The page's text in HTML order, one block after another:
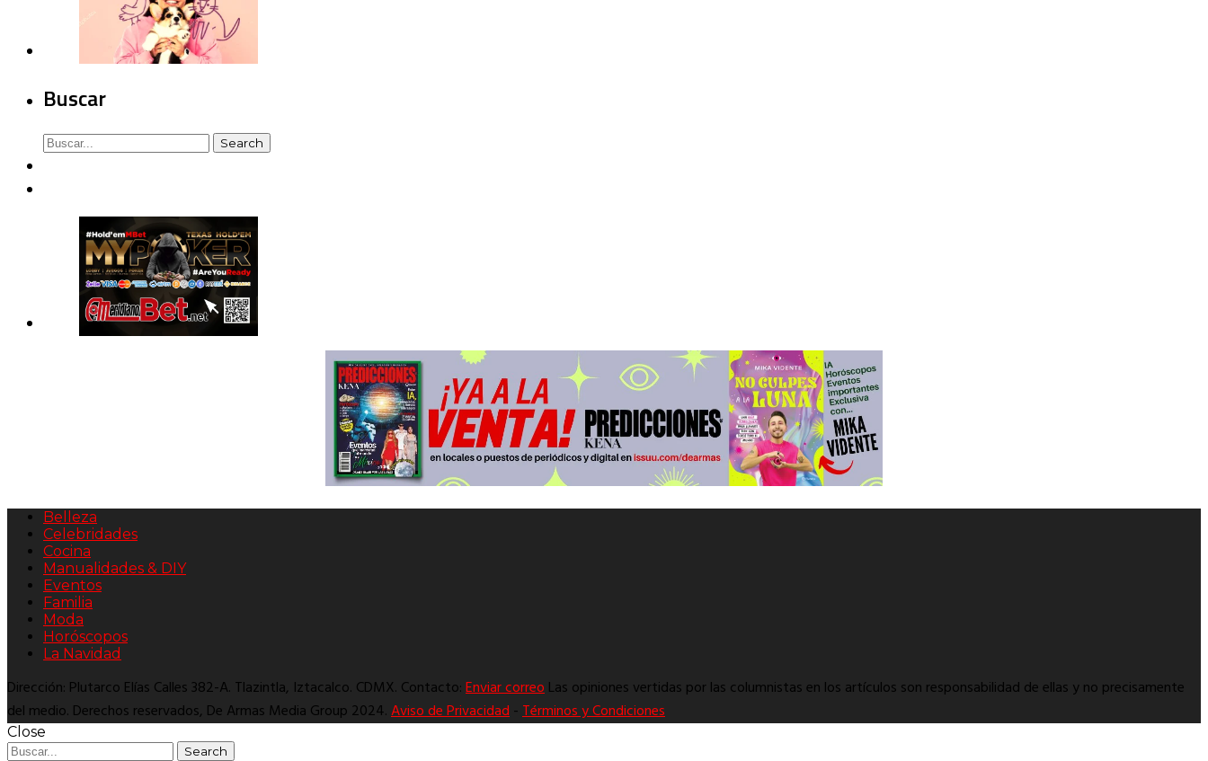
Buscar
Belleza
Celebridades
Cocina
Manualidades & DIY
Eventos
Familia
Moda
Horóscopos
La Navidad
Dirección: Plutarco Elías Calles 382-A. Tlazintla, Iztacalco. CDMX. Contacto:Enviar correoLas opiniones vertidas por las columnistas en los artículos son responsabilidad de ellas y no precisamente
del medio. Derechos reservados, De Armas Media Group 2024.Aviso de Privacidad-Términos y Condiciones
Close